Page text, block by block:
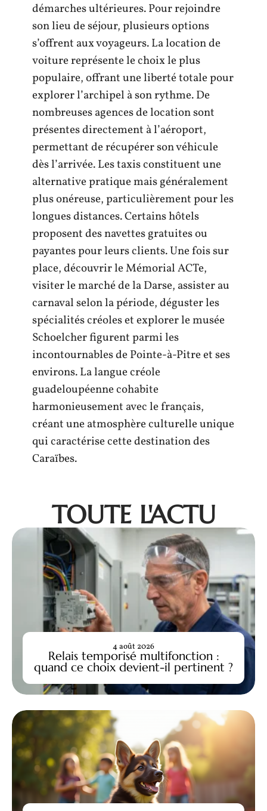
démarches ultérieures. Pour rejoindre
son lieu de séjour, plusieurs options
s’offrent aux voyageurs. La location de
voiture représente le choix le plus
populaire, offrant une liberté totale pour
explorer l’archipel à son rythme. De
nombreuses agences de location sont
présentes directement à l’aéroport,
permettant de récupérer son véhicule
dès l’arrivée. Les taxis constituent une
alternative pratique mais généralement
plus onéreuse, particulièrement pour les
longues distances. Certains hôtels
proposent des navettes gratuites ou
payantes pour leurs clients. Une fois sur
place, découvrir le Mémorial ACTe,
visiter le marché de la Darse, assister au
carnaval selon la période, déguster les
spécialités créoles et explorer le musée
Schoelcher figurent parmi les
incontournables de Pointe-à-Pitre et ses
environs. La langue créole
guadeloupéenne cohabite
harmonieusement avec le français,
créant une atmosphère culturelle unique
qui caractérise cette destination des
Caraïbes.
TOUTE L'ACTU
Relais temporisé multifonction :
quand ce choix devient-il pertinent ?
4 août 2026